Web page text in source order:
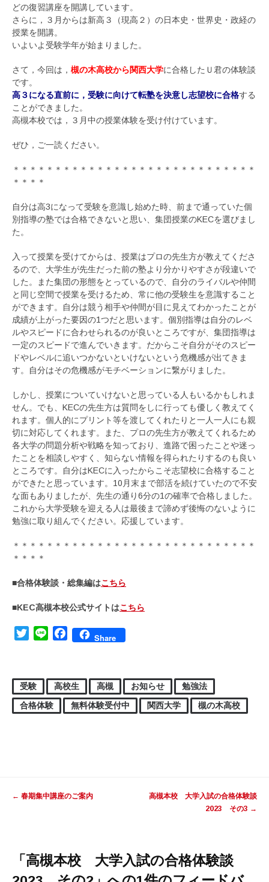
どの復習講座を開講しています。
さらに，３月からは新高３（現高２）の日本史・世界史・政経の
授業を開講。
いよいよ受験学年が始まりました。
さて，今回は， 槻の木高校から関西大学に合格したＵ君の体験談
です。
高３になる直前に，受験に向けて転塾を決意し志望校に合格する
ことができました。
高槻本校では，３月中の授業体験を受け付けています。
ぜひ，ご一読ください。
＊＊＊＊＊＊＊＊＊＊＊＊＊＊＊＊＊＊＊＊＊＊＊＊＊＊＊＊＊
＊＊＊＊
自分は高3になって受験を意識し始めた時、前まで通っていた個
別指導の塾では合格できないと思い、集団授業のKECを選びまし
た。
入って授業を受けてからは、授業はプロの先生方が教えてくださ
るので、大学生が先生だった前の塾より分かりやすさが段違いで
した。また集団の形態をとっているので、自分のライバルや仲間
と同じ空間で授業を受けるため、常に他の受験生を意識すること
ができます。自分は競う相手や仲間が目に見えてわかったことが
成績が上がった要因の1つだと思います。個別指導は自分のレベ
ルやスピードに合わせられるのが良いところですが、集団指導は
一定のスピードで進んでいきます。だからこそ自分がそのスピー
ドやレベルに追いつかないといけないという危機感が出てきま
す。自分はその危機感がモチベーションに繋がりました。
しかし、授業についていけないと思っている人もいるかもしれま
せん。でも、KECの先生方は質問をしに行っても優しく教えてく
れます。個人的にプリント等を渡してくれたりと一人一人にも親
切に対応してくれます。また、プロの先生方が教えてくれるため
各大学の問題分析や戦略を知っており、進路で困ったことや迷っ
たことを相談しやすく、知らない情報を得られたりするのも良い
ところです。自分はKECに入ったからこそ志望校に合格すること
ができたと思っています。10月末まで部活を続けていたので不安
な面もありましたが、先生の通り6分の1の確率で合格しました。
これから大学受験を迎える人は最後まで諦めず後悔のないように
勉強に取り組んでください。応援しています。
＊＊＊＊＊＊＊＊＊＊＊＊＊＊＊＊＊＊＊＊＊＊＊＊＊＊＊＊＊
＊＊＊＊
■合格体験談・総集編はこちら
■KEC高槻本校公式サイトはこちら
TwitterLine FacebookShare
受験 高校生 高槻 お知らせ
勉強法
合格体験
無料体験受付中 関西大学 槻の木高校
← 春期集中講座のご案内
高槻本校 大学入試の合格体験談
2023 その3 →
「 高槻本校 大学入試の合格体験談